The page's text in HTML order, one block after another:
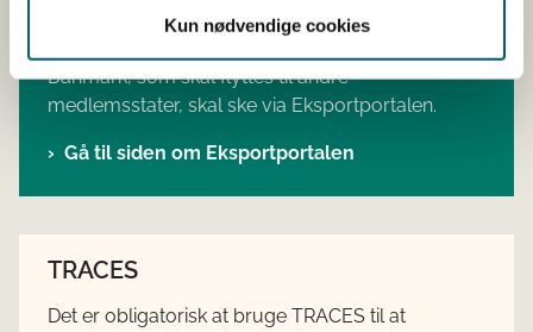
Kun nødvendige cookies
Danmark, som skal flyttes til andre
medlemsstater, skal ske via Eksportportalen.
Gå til siden om Eksportportalen
TRACES
Det er obligatorisk at bruge TRACES til at